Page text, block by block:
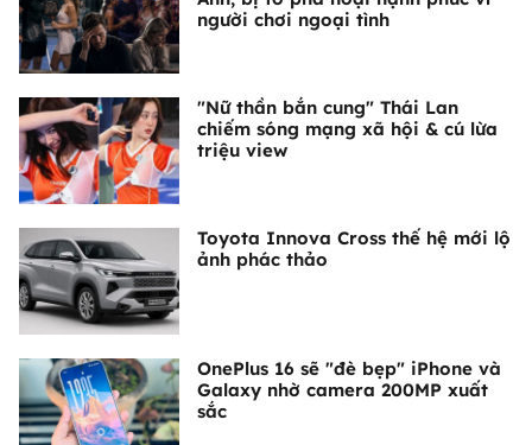
người chơi ngoại tình
"Nữ thần bắn cung" Thái Lan
chiếm sóng mạng xã hội & cú lừa
triệu view
Toyota Innova Cross thế hệ mới lộ
ảnh phác thảo
OnePlus 16 sẽ "đè bẹp" iPhone và
Galaxy nhờ camera 200MP xuất
sắc